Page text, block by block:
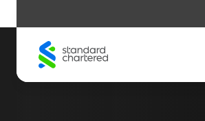
content